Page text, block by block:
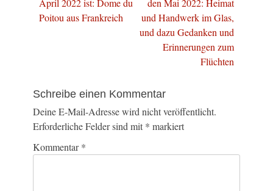
April 2022 ist: Dome du
Poitou aus Frankreich
den Mai 2022: Heimat
und Handwerk im Glas,
und dazu Gedanken und
Erinnerungen zum
Flüchten
Schreibe einen Kommentar
Deine E-Mail-Adresse wird nicht veröffentlicht.
Erforderliche Felder sind mit * markiert
Kommentar*